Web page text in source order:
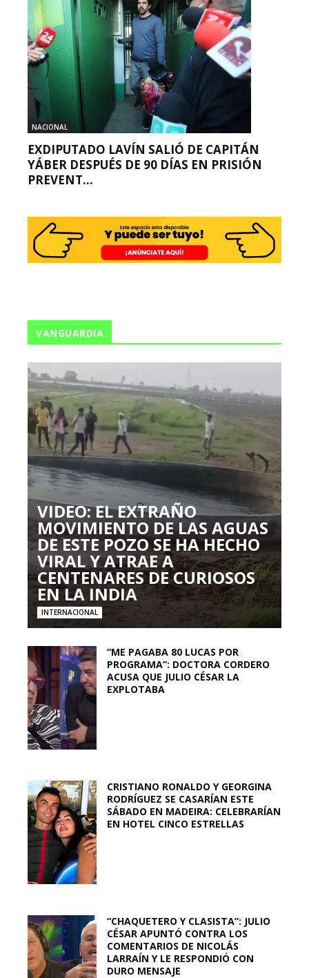
NACIONAL
EXDIPUTADO LAVÍN SALIÓ DE CAPITÁN
YÁBER DESPUÉS DE 90 DÍAS EN PRISIÓN
PREVENT...
VANGUARDIA
VIDEO: EL EXTRAÑO
MOVIMIENTO DE LAS AGUAS
DE ESTE POZO SE HA HECHO
VIRAL Y ATRAE A
CENTENARES DE CURIOSOS
EN LA INDIA
INTERNACIONAL
“ME PAGABA 80 LUCAS POR
PROGRAMA”: DOCTORA CORDERO
ACUSA QUE JULIO CÉSAR LA
EXPLOTABA
CRISTIANO RONALDO Y GEORGINA
RODRÍGUEZ SE CASARÍAN ESTE
SÁBADO EN MADEIRA: CELEBRARÍAN
EN HOTEL CINCO ESTRELLAS
“CHAQUETERO Y CLASISTA”: JULIO
CÉSAR APUNTÓ CONTRA LOS
COMENTARIOS DE NICOLÁS
LARRAÍN Y LE RESPONDIÓ CON
DURO MENSAJE